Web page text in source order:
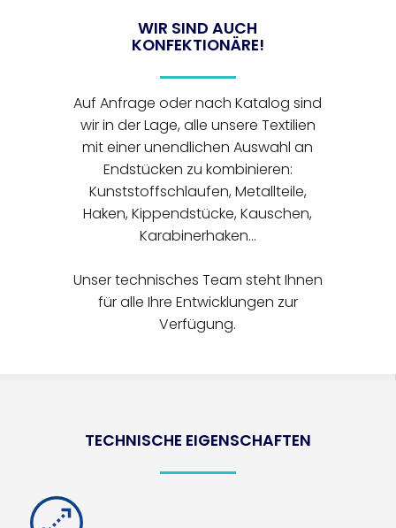
WIR SIND AUCH
KONFEKTIONÄRE!
Auf Anfrage oder nach Katalog sind
wir in der Lage, alle unsere Textilien
mit einer unendlichen Auswahl an
Endstücken zu kombinieren:
Kunststoffschlaufen, Metallteile,
Haken, Kippendstücke, Kauschen,
Karabinerhaken...
Unser technisches Team steht Ihnen
für alle Ihre Entwicklungen zur
Verfügung.
TECHNISCHE EIGENSCHAFTEN